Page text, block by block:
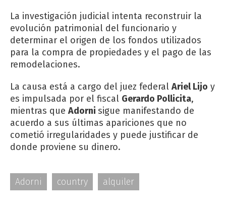
La investigación judicial intenta reconstruir la
evolución patrimonial del funcionario y
determinar el origen de los fondos utilizados
para la compra de propiedades y el pago de las
remodelaciones.
La causa está a cargo del juez federal Ariel Lijo y
es impulsada por el fiscal Gerardo Pollicita,
mientras que Adorni sigue manifestando de
acuerdo a sus últimas apariciones que no
cometió irregularidades y puede justificar de
donde proviene su dinero.
Adorni country alquiler